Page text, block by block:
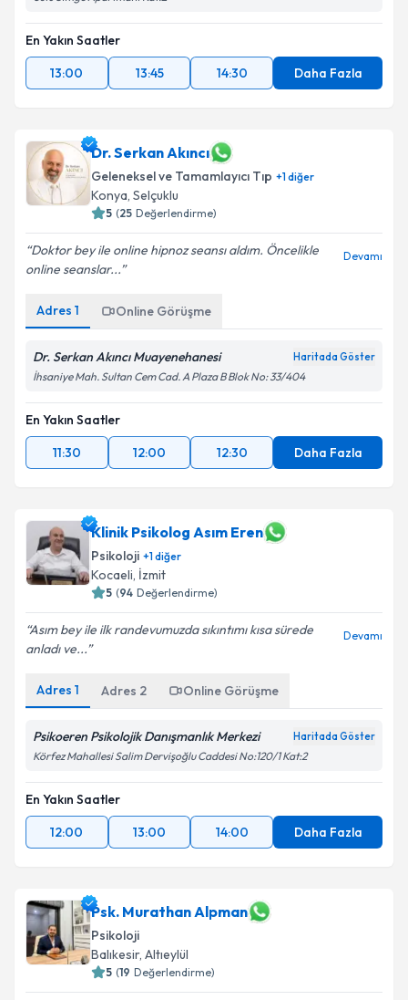
En Yakın Saatler
13:00
13:45 14:30 Daha Fazla
Dr. Serkan Akıncı
Geleneksel ve Tamamlayıcı Tıp +1diğer
Konya, Selçuklu
5 (25 Değerlendirme)
Doktor bey ile online hipnoz seansı aldım. Öncelikle
online seanslar...
Devamı
Adres 1 Online Görüşme
Dr. Serkan Akıncı Muayenehanesi Haritada Göster
İhsaniye Mah. Sultan Cem Cad. A Plaza B Blok No: 33/404
En Yakın Saatler
11:30
12:00 12:30 Daha Fazla
Klinik Psikolog Asım Eren
Psikoloji +1diğer
Kocaeli, İzmit
5 (94 Değerlendirme)
Asım bey ile ilk randevumuzda sıkıntımı kısa sürede
anladı ve...
Devamı
Adres 1 Adres 2 Online Görüşme
Psikoeren Psikolojik Danışmanlık Merkezi Haritada Göster
Körfez Mahallesi Salim Dervişoğlu Caddesi No:120/1 Kat:2
En Yakın Saatler
12:00
13:00 14:00 Daha Fazla
Psk. Murathan Alpman
Psikoloji
Balıkesir, Altıeylül
5 (19 Değerlendirme)